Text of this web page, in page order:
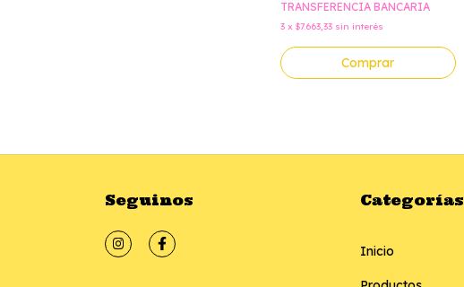
TRANSFERENCIA BANCARIA
3 x $7.663,33 sin interés
Comprar
Seguinos Categorías
Inicio